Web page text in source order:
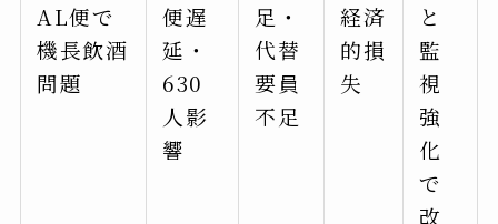
AL便で
機長飲酒
問題
便遅
延・
630
人影
響
足・
代替
要員
不足
経済
的損
失
と
監
視
強
化
で
改